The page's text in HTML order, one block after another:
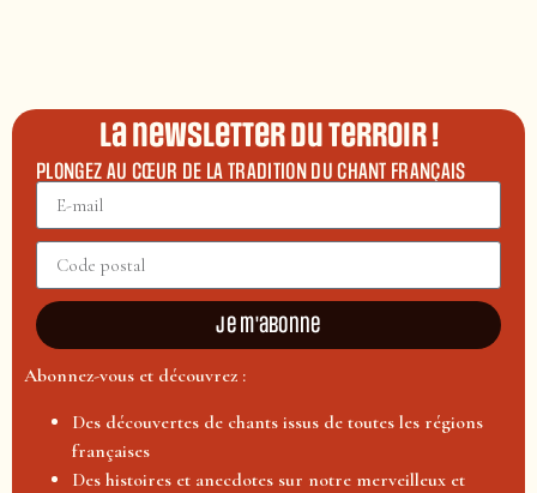
La newsletter du terroir !
PLONGEZ AU CŒUR DE LA TRADITION DU CHANT FRANÇAIS
Je m'abonne
Abonnez-vous et découvrez :
Des découvertes de chants issus de toutes les régions
françaises
Des histoires et anecdotes sur notre merveilleux et